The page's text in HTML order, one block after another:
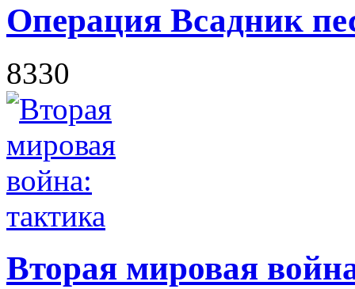
Операция Всадник
8330
Вторая мировая